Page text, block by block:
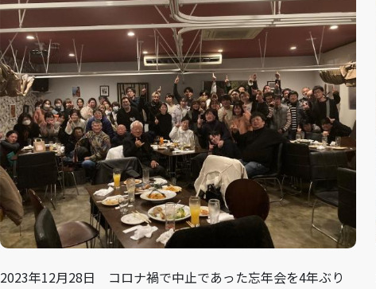
2023年12月28日 コロナ禍で中止であった忘年会を4年ぶり